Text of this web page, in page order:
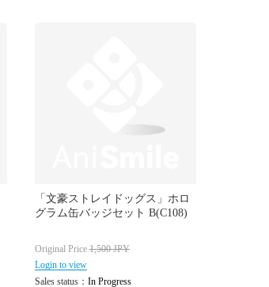
「文豪ストレイドッグス」ホロ
グラム缶バッジセット B(C108)
Original Price 1,500JPY
Login to view
Sales status： In Progress